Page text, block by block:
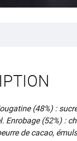
(48%) :
Enrobage (52%) :
de cacao,